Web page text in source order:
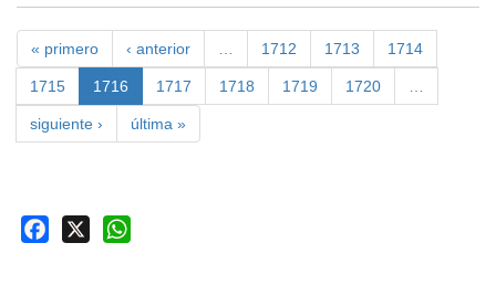
« primero ‹ anterior 1712 1713 1714
1715 1716 1717 1718 1719 1720
siguiente › última »
Facebook